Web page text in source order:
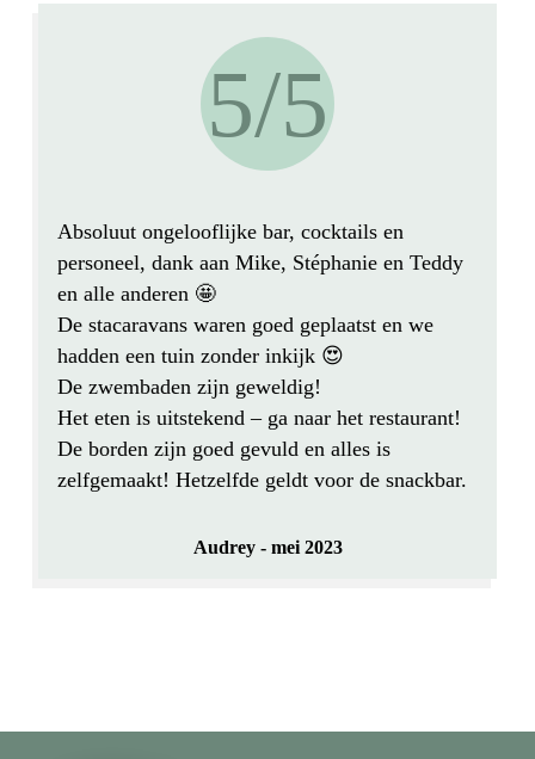
5/5
Absoluut ongelooflijke bar, cocktails en
personeel, dank aan Mike, Stéphanie en Teddy
en alle anderen 🤩
De stacaravans waren goed geplaatst en we
hadden een tuin zonder inkijk 😍
De zwembaden zijn geweldig!
Het eten is uitstekend – ga naar het restaurant!
De borden zijn goed gevuld en alles is
zelfgemaakt! Hetzelfde geldt voor de snackbar.
Audrey - mei 2023